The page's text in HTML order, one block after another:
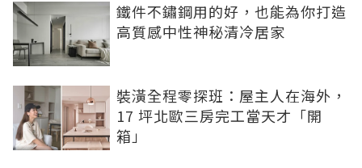
鐵件不鏽鋼用的好，也能為你打造
高質感中性神秘清冷居家
裝潢全程零探班：屋主人在海外，
17 坪北歐三房完工當天才「開
箱」